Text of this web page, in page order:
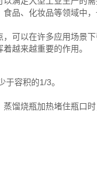
品、化妆品等领域中
可以在许多应用场景
越来越重要的作用。
容积的1/3。
馏烧瓶加热堵住瓶口